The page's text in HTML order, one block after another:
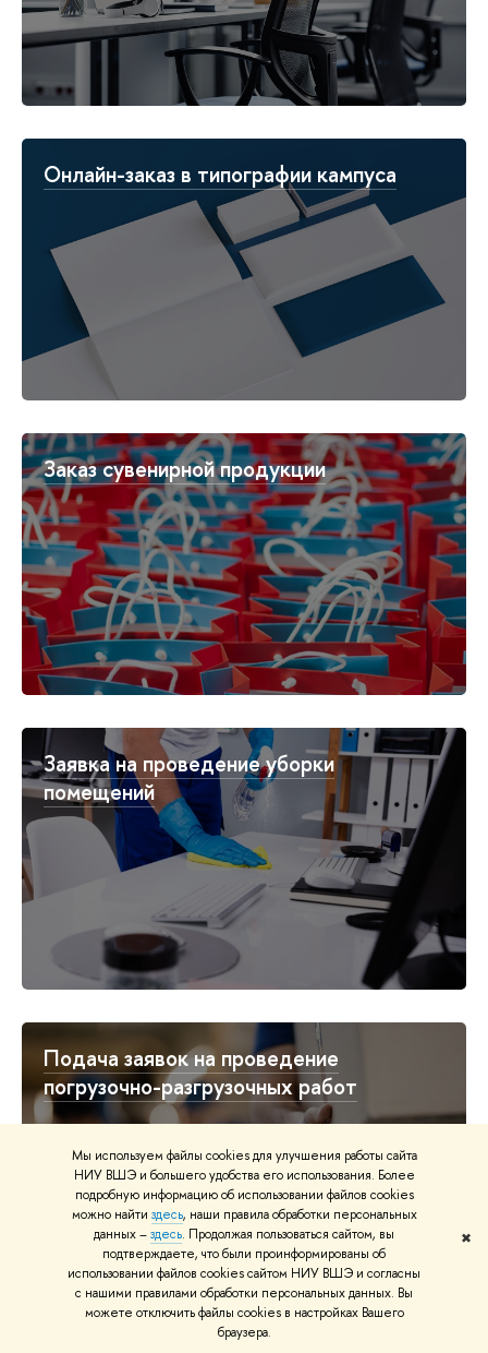
Мы используем файлы cookies для улучшения работы сайта
НИУ ВШЭ и большего удобства его использования. Более
подробную информацию об использовании файлов cookies
можно найти здесь, наши правила обработки персональных
данных –здесь. Продолжая пользоваться сайтом, вы
подтверждаете, что были проинформированы об
использовании файлов cookies сайтом НИУ ВШЭ и согласны
с нашими правилами обработки персональных данных. Вы
можете отключить файлы cookies в настройках Вашего
браузера.
✖
Онлайн-заказ в типографии кампуса
Заказ сувенирной продукции
Заявка на проведение уборки
помещений
Подача заявок на проведение
погрузочно-разгрузочных работ